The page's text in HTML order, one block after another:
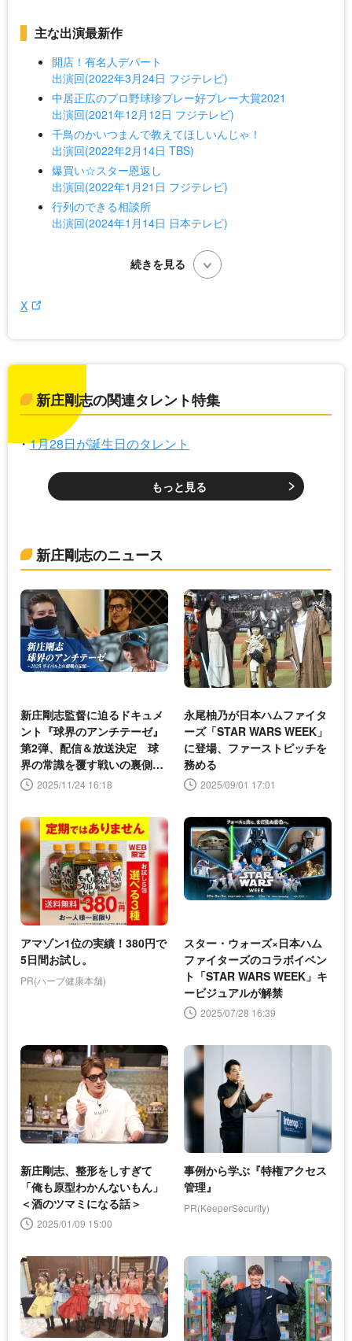
主な出演最新作
開店！有名人デパート
出演回(2022年3月24日 フジテレビ)
中居正広のプロ野球珍プレー好プレー大賞2021
出演回(2021年12月12日 フジテレビ)
千鳥のかいつまんで教えてほしいんじゃ！
出演回(2022年2月14日 TBS)
爆買い☆スター恩返し
出演回(2022年1月21日 フジテレビ)
行列のできる相談所
出演回(2024年1月14日 日本テレビ)
X
新庄剛志の関連タレント特集
1月28日が誕生日のタレント
もっと見る
新庄剛志のニュース
新庄剛志監督に迫るドキュメ
ント『球界のアンチテーゼ』
第2弾、配信＆放送決定 球
界の常識を覆す戦いの裏側に
密着2025/11/24 16:18
永尾柚乃が日本ハムファイタ
ーズ「STAR WARS WEEK」
に登場、ファーストピッチを
務める
2025/09/01 17:01
アマゾン1位の実績！380円で
5日間お試し。
PR(ハーブ健康本舗)
スター・ウォーズ×日本ハム
ファイターズのコラボイベン
ト「STAR WARS WEEK」キ
ービジュアルが解禁
2025/07/28 16:39
新庄剛志、整形をしすぎて
「俺も原型わかんないもん」
＜酒のツマミになる話＞
2025/01/09 15:00
事例から学ぶ『特権アクセス
管理』
PR(KeeperSecurity)